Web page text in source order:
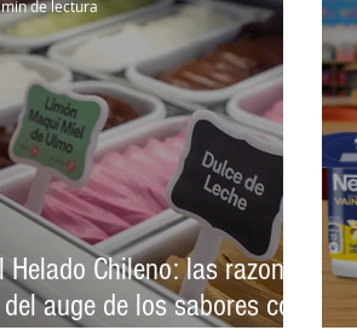
Helado Chileno: las razones
auge de los sabores con
de lectura